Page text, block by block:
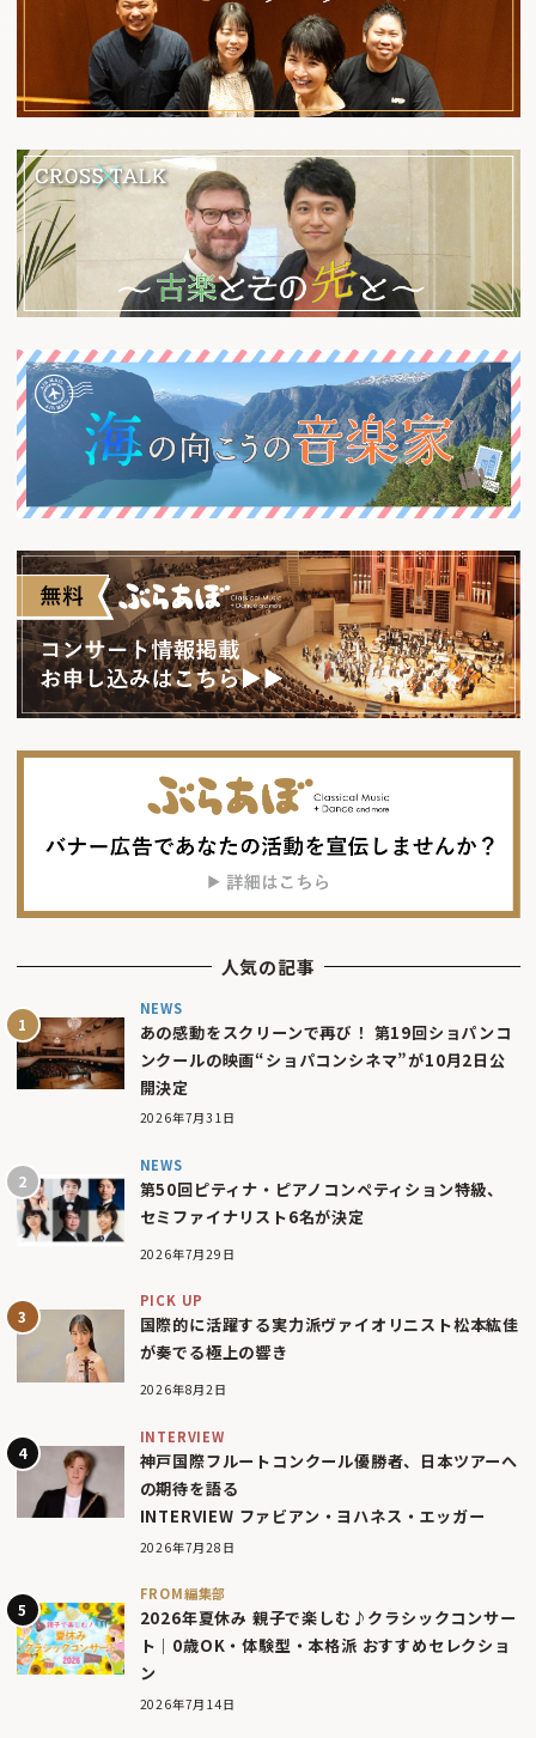
人気の記事
NEWS
あの感動をスクリーンで再び！ 第19回ショパンコ
ンクールの映画“ショパコンシネマ”が10月2日公
開決定
2026年7月31日
NEWS
第50回ピティナ・ピアノコンペティション特級、
セミファイナリスト6名が決定
2026年7月29日
PICK UP
国際的に活躍する実力派ヴァイオリニスト松本紘佳
が奏でる極上の響き
2026年8月2日
INTERVIEW
神戸国際フルートコンクール優勝者、日本ツアーへ
の期待を語る
INTERVIEW ファビアン・ヨハネス・エッガー
2026年7月28日
FROM編集部
2026年夏休み 親子で楽しむ♪クラシックコンサー
ト｜0歳OK・体験型・本格派 おすすめセレクショ
ン
2026年7月14日